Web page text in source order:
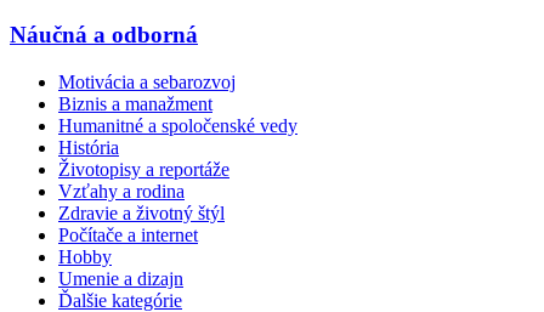
Náučná a odborná
Motivácia a sebarozvoj
Biznis a manažment
Humanitné a spoločenské vedy
História
Životopisy a reportáže
Vzťahy a rodina
Zdravie a životný štýl
Počítače a internet
Hobby
Umenie a dizajn
Ďalšie kategórie